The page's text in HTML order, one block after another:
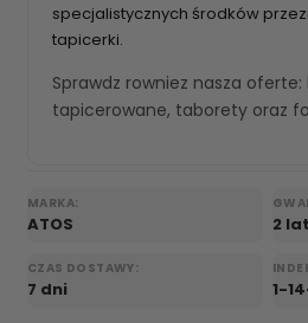
specjalistycznych środków
tapicerki.
Sprawdz rowniez nasza oferte:
tapicerowane, taborety oraz
MARKA:
ATOS 2
CZAS DOSTAWY:
7 dni 1-